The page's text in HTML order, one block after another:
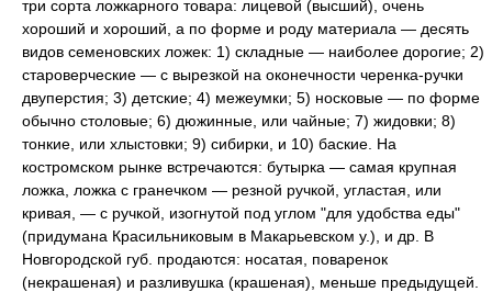
три сорта ложкарного товара: лицевой (высший), очень
хороший и хороший, а по форме и роду материала — десять
видов семеновских ложек: 1) складные — наиболее дорогие; 2)
староверческие — с вырезкой на оконечности черенка-ручки
двуперстия; 3) детские; 4) межеумки; 5) носковые — по форме
обычно столовые; 6) дюжинные, или чайные; 7) жидовки; 8)
тонкие, или хлыстовки; 9) сибирки, и 10) баские. На
костромском рынке встречаются: бутырка — самая крупная
ложка, ложка с гранечком — резной ручкой, угластая, или
кривая, — с ручкой, изогнутой под углом "для удобства еды"
(придумана Красильниковым в Макарьевском у.), и др. В
Новгородской губ. продаются: носатая, поваренок
(некрашеная) и разливушка (крашеная), меньше предыдущей.